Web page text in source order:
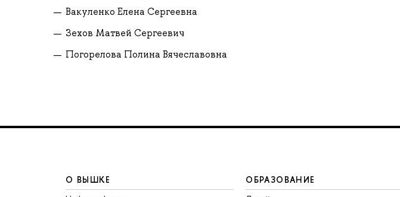
Вакуленко Елена Сергеевна
Зехов Матвей Сергеевич
Погорелова Полина Вячеславовна
О ВЫШКЕ
ОБРАЗОВАНИЕ